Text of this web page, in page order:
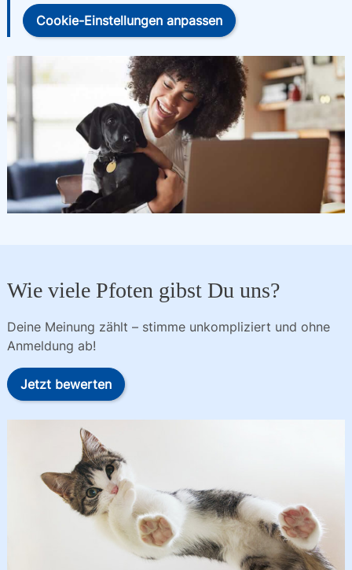
Cookie-Einstellungen anpassen
Wie viele Pfoten gibst Du uns?
Deine Meinung zählt – stimme unkompliziert und ohne
Anmeldung ab!
Jetzt bewerten